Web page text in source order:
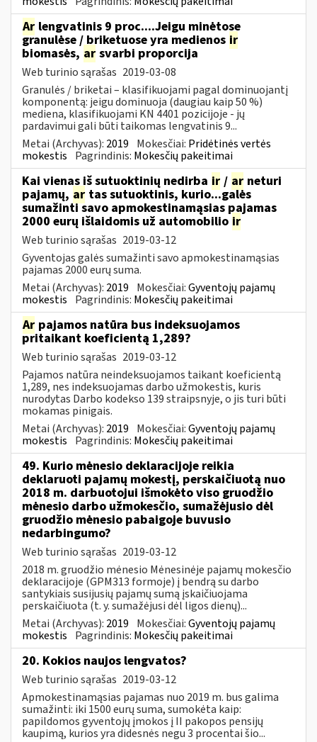
Ar lengvatinis 9 proc....Jeigu minėtose
granulėse / briketuose yra medienos ir
biomasės, ar svarbi proporcija
Web turinio sąrašas 2019-03-08
Granulės / briketai – klasifikuojami pagal dominuojantį
komponentą: jeigu dominuoja (daugiau kaip 50 %)
mediena, klasifikuojami KN 4401 pozicijoje - jų
pardavimui gali būti taikomas lengvatinis 9...
Metai (Archyvas): 2019 Mokesčiai: Pridėtinės vertės
mokestis Pagrindinis: Mokesčių pakeitimai
Kai vienas iš sutuoktinių nedirba ir / ar neturi
pajamų, ar tas sutuoktinis, kurio...galės
sumažinti savo apmokestinamąsias pajamas
2000 eurų išlaidomis už automobilio ir
Web turinio sąrašas 2019-03-12
Gyventojas galės sumažinti savo apmokestinamąsias
pajamas 2000 eurų suma.
Metai (Archyvas): 2019 Mokesčiai:Gyventojų pajamų
mokestis Pagrindinis: Mokesčių pakeitimai
Ar pajamos natūra bus indeksuojamos
pritaikant koeficientą 1,289?
Web turinio sąrašas 2019-03-12
Pajamos natūra neindeksuojamos taikant koeficientą
1,289, nes indeksuojamas darbo užmokestis, kuris
nurodytas Darbo kodekso 139 straipsnyje, o jis turi būti
mokamas pinigais.
Metai (Archyvas): 2019 Mokesčiai:Gyventojų pajamų
mokestis Pagrindinis: Mokesčių pakeitimai
49. Kurio mėnesio deklaracijoje reikia
deklaruoti pajamų mokestį, perskaičiuotą nuo
2018 m. darbuotojui išmokėto viso gruodžio
mėnesio darbo užmokesčio, sumažėjusio dėl
gruodžio mėnesio pabaigoje buvusio
nedarbingumo?
Web turinio sąrašas 2019-03-12
2018 m. gruodžio mėnesio Mėnesinėje pajamų mokesčio
deklaracijoje (GPM313 formoje) į bendrą su darbo
santykiais susijusių pajamų sumą įskaičiuojama
perskaičiuota (t. y. sumažėjusi dėl ligos dienų)...
Metai (Archyvas): 2019 Mokesčiai:Gyventojų pajamų
mokestis Pagrindinis: Mokesčių pakeitimai
20. Kokios naujos lengvatos?
Web turinio sąrašas 2019-03-12
Apmokestinamąsias pajamas nuo 2019 m. bus galima
sumažinti: iki 1500 eurų suma, sumokėta kaip:
papildomos gyventojų įmokos į II pakopos pensijų
kaupimą, kurios yra didesnės negu 3 procentai šio...